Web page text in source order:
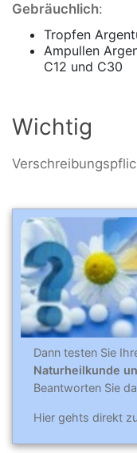
Gebräuchlich:
Tropfen
Ampullen
C12 und C30
Wichtig
Dann testen Sie
Naturheilkunde
Beantworten Sie
Hier gehts direkt